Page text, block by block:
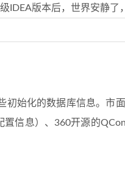
IDEA版本后，世界安静了
初始化的数据库信息。市
信息）、360开源的